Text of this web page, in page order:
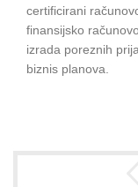
certificirani
finansijsko
izrada poreznih
biznis planova.